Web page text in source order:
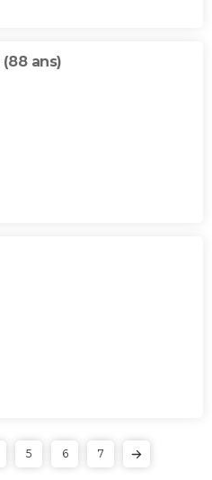
(88 ans)
5 6 7